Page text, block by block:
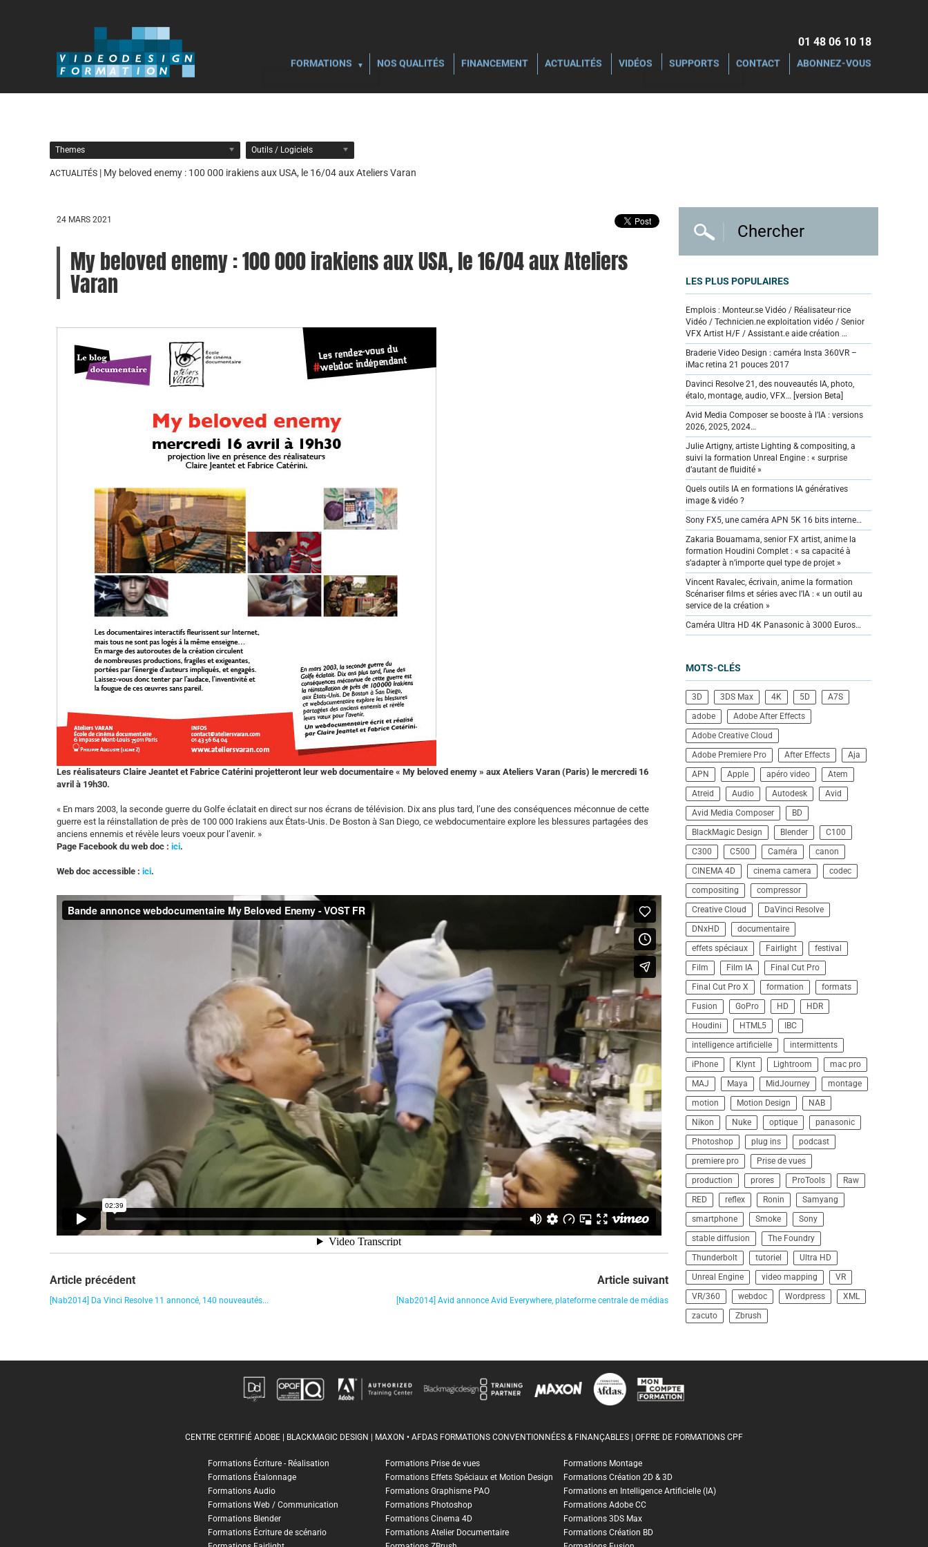
01 48 06 10 18‬
FORMATIONS NOS QUALITÉS FINANCEMENT ACTUALITÉS VIDÉOS SUPPORTS CONTACT ABONNEZ-VOUS
Themes Outils / Logiciels
ACTUALITÉS | My beloved enemy : 100 000 irakiens aux USA, le 16/04 aux Ateliers Varan
24 MARS 2021
My beloved enemy : 100 000 irakiens aux USA, le 16/04 aux Ateliers
Varan
Les réalisateurs Claire Jeantet et Fabrice Catérini projetteront leur web documentaire « My beloved enemy » aux Ateliers Varan (Paris) le mercredi 16
avril à 19h30.
« En mars 2003, la seconde guerre du Golfe éclatait en direct sur nos écrans de télévision. Dix ans plus tard, l’une des conséquences méconnue de cette
guerre est la réinstallation de près de 100 000 Irakiens aux États-Unis. De Boston à San Diego, ce webdocumentaire explore les blessures partagées des
anciens ennemis et révèle leurs voeux pour l’avenir. »
Page Facebook du web doc : ici.
Web doc accessible : ici.
Article précédent
[Nab2014] Da Vinci Resolve 11 annoncé, 140 nouveautés...
Article suivant
[Nab2014] Avid annonce Avid Everywhere, plateforme centrale de médias
LES PLUS POPULAIRES
Emplois : Monteur.se Vidéo / Réalisateur·rice
Vidéo / Technicien.ne exploitation vidéo / Senior
VFX Artist H/F / Assistant.e aide création …
Braderie Video Design : caméra Insta 360VR –
iMac retina 21 pouces 2017
Davinci Resolve 21, des nouveautés IA, photo,
étalo, montage, audio, VFX… [version Beta]
Avid Media Composer se booste à l’IA : versions
2026, 2025, 2024…
Julie Artigny, artiste Lighting & compositing, a
suivi la formation Unreal Engine : « surprise
d’autant de fluidité »
Quels outils IA en formations IA génératives
image & vidéo ?
Sony FX5, une caméra APN 5K 16 bits interne…
Zakaria Bouamama, senior FX artist, anime la
formation Houdini Complet : « sa capacité à
s’adapter à n’importe quel type de projet »
Vincent Ravalec, écrivain, anime la formation
Scénariser films et séries avec l’IA : « un outil au
service de la création »
Caméra Ultra HD 4K Panasonic à 3000 Euros…
MOTS-CLÉS
3D 3DS Max 4K 5D
A7S
adobe
Adobe After Effects
Adobe Creative Cloud
Adobe Premiere Pro
After Effects
Aja
APN
Apple apéro video
Atem
Atreid
Audio Autodesk
Avid
Avid Media Composer
BD
BlackMagic Design
Blender
C100
C300
C500 Caméra
canon
CINEMA 4D
cinema camera
codec
compositing
compressor
Creative Cloud
DaVinci Resolve
DNxHD
documentaire
effets spéciaux
Fairlight
festival
Film
Film IA
Final Cut Pro
Final Cut Pro X
formation
formats
Fusion
GoPro HD
HDR
Houdini
HTML5
IBC
intelligence artificielle
intermittents
iPhone
Klynt Lightroom
mac pro
MAJ
Maya MidJourney
montage
motion
Motion Design
NAB
Nikon
Nuke optique
panasonic
Photoshop
plug ins
podcast
premiere pro
Prise de vues
production
prores ProTools
Raw
RED
reflex Ronin
Samyang
smartphone
Smoke
Sony
stable diffusion
The Foundry
Thunderbolt
tutoriel
Ultra HD
Unreal Engine
video mapping
VR
VR/360
webdoc Wordpress
XML
zacuto
Zbrush
CENTRE CERTIFIÉ ADOBE | BLACKMAGIC DESIGN | MAXON • AFDAS FORMATIONS CONVENTIONNÉES & FINANÇABLES | OFFRE DE FORMATIONS CPF
Formations Écriture - Réalisation Formations Prise de vues
Formations Montage
Formations Étalonnage
Formations Effets Spéciaux et Motion Design
Formations Création 2D & 3D
Formations Audio
Formations Graphisme PAO
Formations en Intelligence Artificielle (IA)
Formations Web / Communication
Formations Photoshop
Formations Adobe CC
Formations Blender
Formations Cinema 4D
Formations 3DS Max
Formations Écriture de scénario
Formations Atelier Documentaire
Formations Création BD